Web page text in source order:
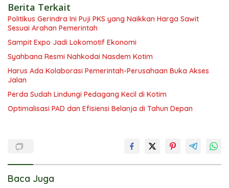
Berita Terkait
Politikus Gerindra Ini Puji PKS yang Naikkan Harga Sawit
Sesuai Arahan Pemerintah
Sampit Expo Jadi Lokomotif Ekonomi
Syahbana Resmi Nahkodai Nasdem Kotim
Harus Ada Kolaborasi Pemerintah-Perusahaan Buka Akses
Jalan
Perda Sudah Lindungi Pedagang Kecil di Kotim
Optimalisasi PAD dan Efisiensi Belanja di Tahun Depan
Baca Juga